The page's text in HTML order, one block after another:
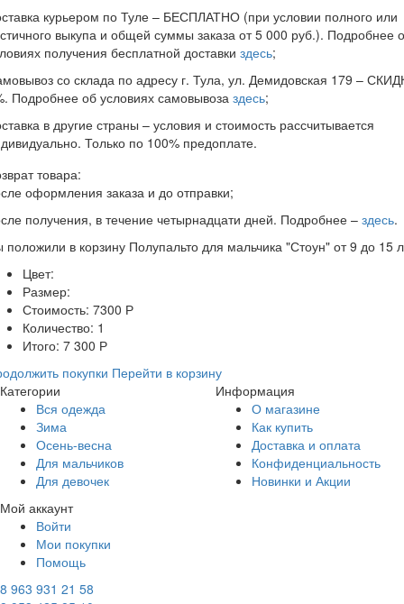
курьером по Туле – БЕСПЛАТНО (при условии полного или
выкупа и общей суммы заказа от 5 000 руб.). Подробнее
получения бесплатной доставки здесь;
со склада по адресу г. Тула, ул. Демидовская 179 –
Подробнее об условиях самовывоза здесь;
в другие страны – условия и стоимость рассчитывается
Только по 100% предоплате.
товара:
оформления заказа и до отправки;
получения, в течение четырнадцати дней. Подробнее – здесь.
положили в корзину Полупальто для мальчика "Стоун" от 9 до 15
Цвет:
Размер:
Стоимость: 7300 Р
Количество: 1
Итого: 7 300 Р
покупки Перейти в корзину
Категории
Вся одежда
Зима
Осень-весна
Для мальчиков
Для девочек
Информация
О магазине
Как купить
Доставка и оплата
Конфиденциальность
Новинки и Акции
Мой аккаунт
Войти
Мои покупки
Помощь
8 963 931 21 58